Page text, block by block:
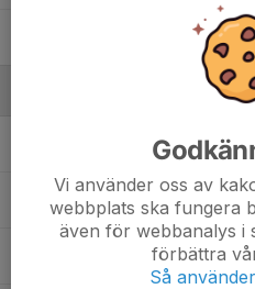
Ingemar Lien Ekelund
Krister Herbertsson
Tomas Andersson
Vi använder oss av
webbplats ska fungera
även för webbanalys i
förbättra
Så